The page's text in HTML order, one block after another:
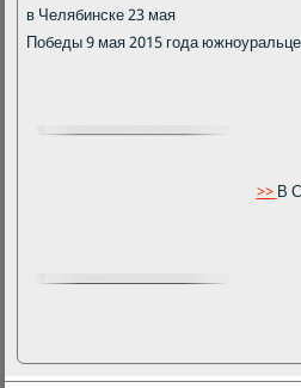
в Челябинске 23 мая
Победы 9 мая 2015 года
>>В